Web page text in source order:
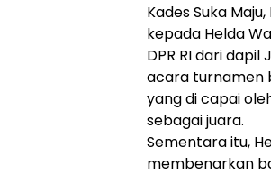
Kades Suka
kepada Helda
DPR RI dari
acara turnamen
yang di capai
sebagai juara.
Sementara itu,
membenarkan